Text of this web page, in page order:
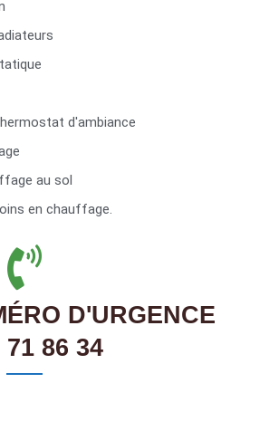
d'ambiance
au sol
en chauffage.
D'URGENCE
71 86 34